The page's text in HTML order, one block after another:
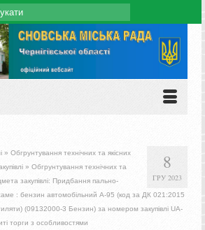
8
ГРУ 2023
» Обгрунтування технічних та якісних
» Обгрунтування технічних та
закупівлі: Придбання пально-
: бензин автомобільний А-95 (код за ДК 021:2015
(09132000-3 Бензин) за номером закупівлі UA-
торги з особливостями